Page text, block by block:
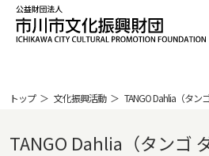
公益財団法人 市川市
PROMOTION
トップ 文化振興活動 TANGO Dahlia（タン
TANGO Dahlia（タンゴ